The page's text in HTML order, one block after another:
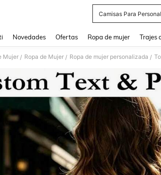
Camisas Para
Novedades Ofertas Ropa de mujer Trajes
Mujer / Ropa de Mujer / Ropa de mujer personalizada /